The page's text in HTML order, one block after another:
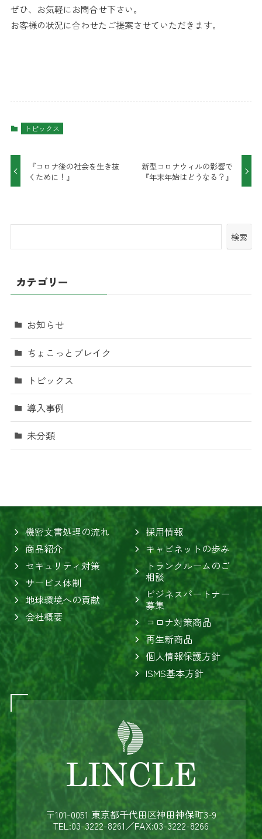
ぜひ、お気軽にお問合せ下さい。
お客様の状況に合わせたご提案させていただきます。
トピックス
『コロナ後の社会を生き抜
くために！』
新型コロナウィルの影響で
『年末年始はどうなる？』
検索
カテゴリー
お知らせ
ちょこっとブレイク
トピックス
導入事例
未分類
機密文書処理の流れ
商品紹介
セキュリティ対策
サービス体制
地球環境への貢献
会社概要
採用情報
キャビネットの歩み
トランクルームのご
相談
ビジネスパートナー
募集
コロナ対策商品
再生新商品
個人情報保護方針
ISMS基本方針
〒101-0051 東京都千代田区神田神保町3-9
TEL:03-3222-8261／FAX:03-3222-8266